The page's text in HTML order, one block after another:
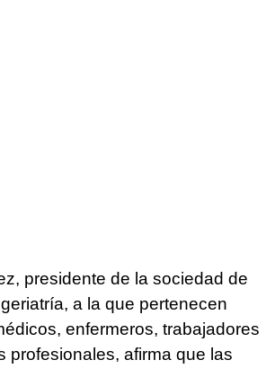
presidente de la sociedad de
a la que pertenecen
enfermeros, trabajadores
profesionales, afirma que las